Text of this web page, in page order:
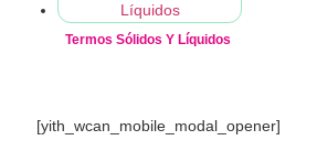
Termos Sólidos Y Líquidos
[yith_wcan_mobile_modal_opener]